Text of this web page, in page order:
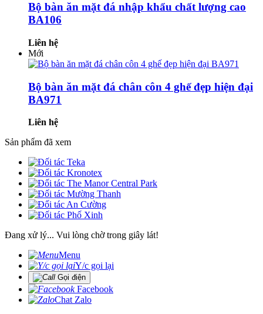
Bộ bàn ăn mặt đá nhập khẩu chất lượng cao
BA106
Liên hệ
Mới
Bộ bàn ăn mặt đá chân côn 4 ghế đẹp hiện đại
BA971
Liên hệ
Sản phẩm đã xem
Đang xử lý... Vui lòng chờ trong giây lát!
Menu
Y/c gọi lại
Gọi điện
Facebook
Chat Zalo